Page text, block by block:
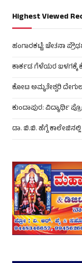
Highest Viewed
ಹಂಗಾರಕಟ್ಟೆ: ಚೇತನಾ
ಕಾರ್ಕಡ ಗೆಳೆಯರ ಬಳಗಕ್ಕೆ
ಕೋಟ ಅಮೃತೇಶ್ವರಿ
ಕುಂದಾಪುರ: ವಿದ್ಯಾರ್ಥಿ
ಡಾ. ಬಿ.ಬಿ. ಹೆಗ್ಡೆ